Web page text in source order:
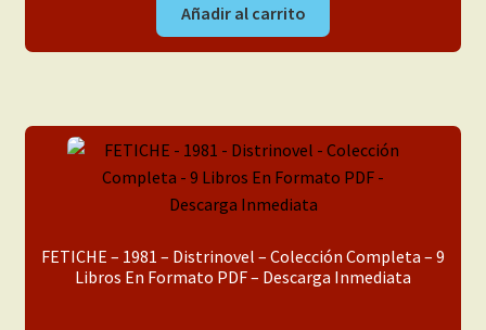
Añadir al carrito
FETICHE – 1981 – Distrinovel – Colección Completa – 9
Libros En Formato PDF – Descarga Inmediata